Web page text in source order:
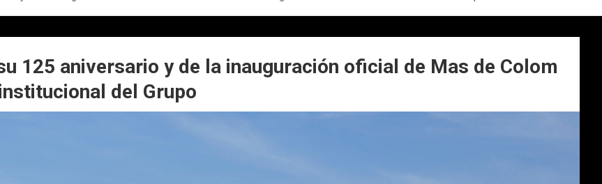
125 aniversario y de la inauguración oficial de Mas de Colom
del Grupo